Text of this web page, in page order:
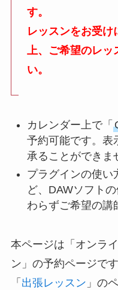
す。
レッスンをお受け
上、ご希望のレッ
い。
カレンダー上で「
予約可能です。表
承ることができま
プラグインの使い
ど、DAWソフト
わらずご希望の講
本ページは「オンラ
ン」の予約ページで
「 出張レッスン 」の